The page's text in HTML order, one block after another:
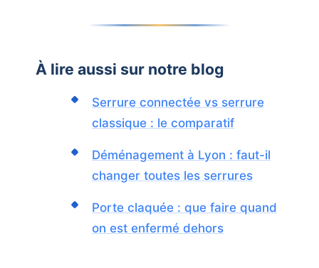
À lire aussi sur notre blog
Serrure connectée vs serrure
classique : le comparatif
Déménagement à Lyon : faut-il
changer toutes les serrures
Porte claquée : que faire quand
on est enfermé dehors